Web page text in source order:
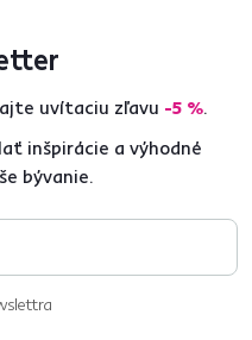
uvítaciu zľavu -5 %.
inšpirácie a výhodné
bývanie.